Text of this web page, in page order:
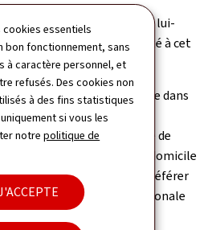
cookies essentiels
bon fonctionnement, sans
à caractère personnel, et
refusés. Des cookies non
à des fins statistiques
si vous les
notrepolitique de
par le bénéficiaire lui-
d’aides et de soins mandaté à cet
est obligatoire.
jamais introduit de demande dans
ou lorsqu’une aide
urgente dans le cadre de
en vue d’un retour à domicile
il convient de se référer
par la Caisse nationale
: